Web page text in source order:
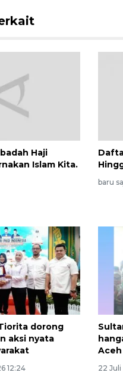
Haji
Islam Kita.
baru
dorong
aksi nyata
12:24 22 Juli